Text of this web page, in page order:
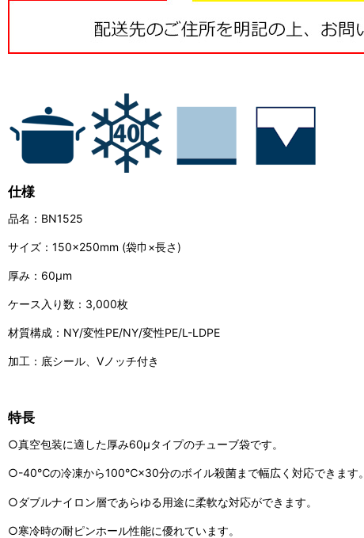
仕様
品名：BN1525
サイズ：150×250mm (袋巾×長さ)
厚み：60μm
ケース入り数：3,000枚
材質構成：NY/変性PE/NY/変性PE/L-LDPE
加工：底シール、Vノッチ付き
特長
○真空包装に適した厚み60μタイプのチューブ袋です。
○-40℃の冷凍から100℃×30分のボイル殺菌まで幅広く対応できます。
○ダブルナイロン層であらゆる用途に柔軟な対応ができます。
○寒冷時の耐ピンホール性能に優れています。